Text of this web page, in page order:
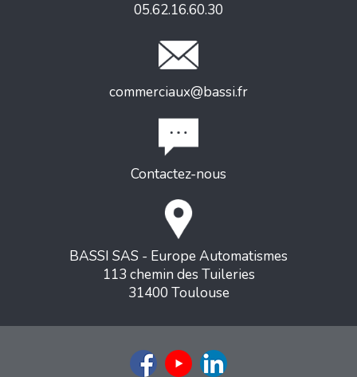
05.62.16.60.30
commerciaux@bassi.fr
Contactez-nous
BASSI SAS - Europe Automatismes
113 chemin des Tuileries
31400 Toulouse